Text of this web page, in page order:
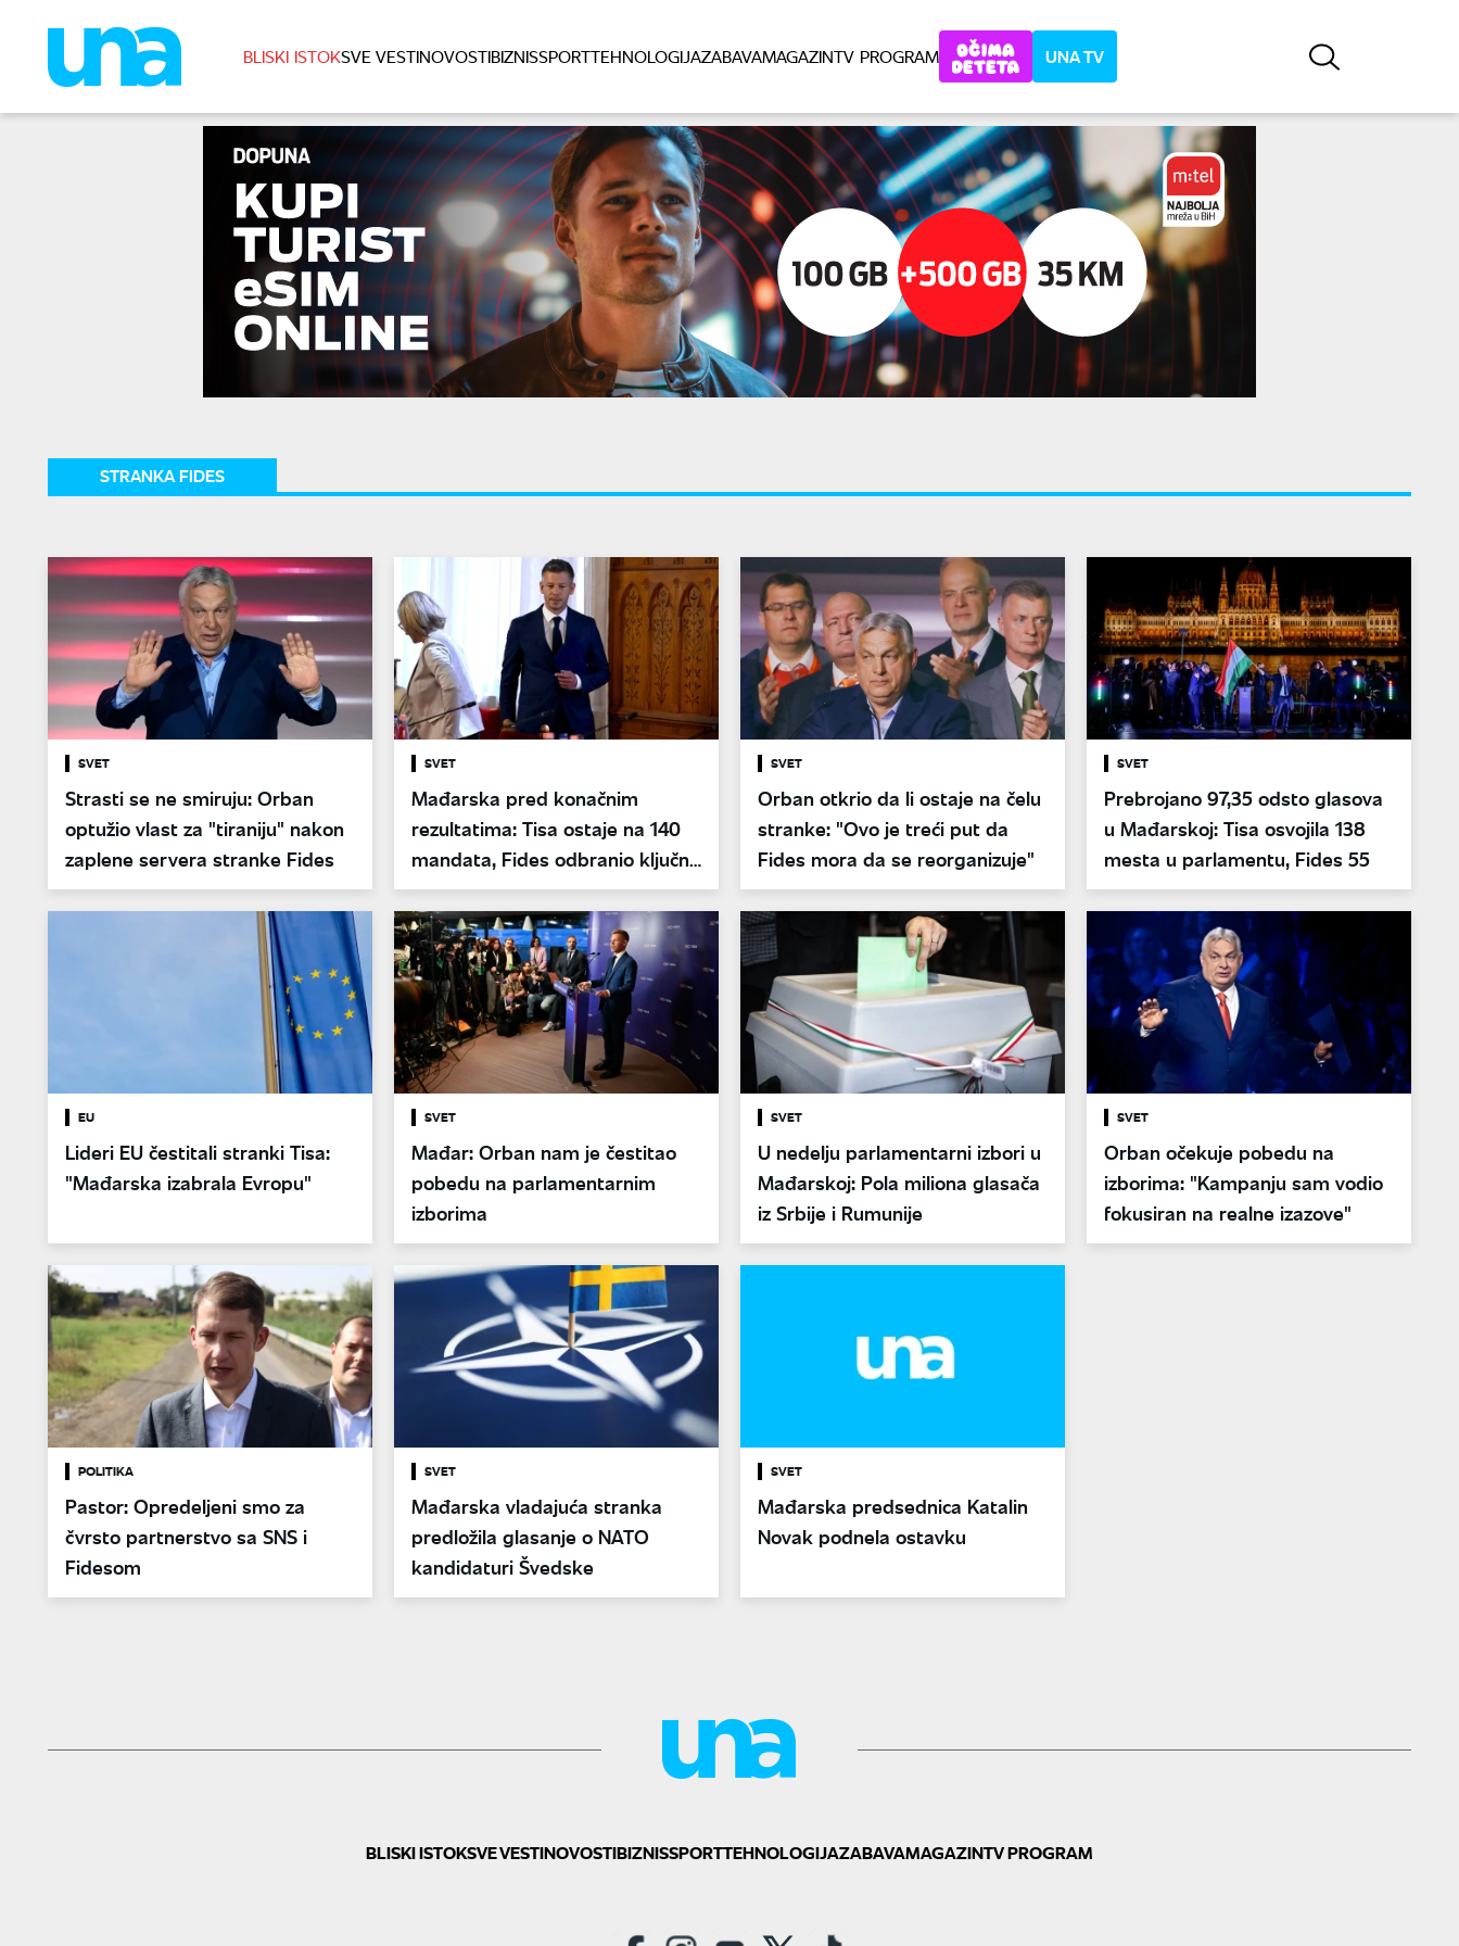
BLISKI ISTOKSVE VESTINOVOSTIBIZNISSPORTTEHNOLOGIJAZABAVAMAGAZINTV PROGRAM UNA TV
STRANKA FIDES
SVET
Strasti se ne smiruju: Orban
optužio vlast za "tiraniju" nakon
zaplene servera stranke Fides
SVET
Mađarska pred konačnim
rezultatima: Tisa ostaje na 140
mandata, Fides odbranio ključna
mesta
SVET
Orban otkrio da li ostaje na čelu
stranke: "Ovo je treći put da
Fides mora da se reorganizuje"
SVET
Prebrojano 97,35 odsto glasova
u Mađarskoj: Tisa osvojila 138
mesta u parlamentu, Fides 55
EU
Lideri EU čestitali stranki Tisa:
"Mađarska izabrala Evropu"
SVET
Mađar: Orban nam je čestitao
pobedu na parlamentarnim
izborima
SVET
U nedelju parlamentarni izbori u
Mađarskoj: Pola miliona glasača
iz Srbije i Rumunije
SVET
Orban očekuje pobedu na
izborima: "Kampanju sam vodio
fokusiran na realne izazove"
POLITIKA
Pastor: Opredeljeni smo za
čvrsto partnerstvo sa SNS i
Fidesom
SVET
Mađarska vladajuća stranka
predložila glasanje o NATO
kandidaturi Švedske
SVET
Mađarska predsednica Katalin
Novak podnela ostavku
BLISKI ISTOKSVE VESTINOVOSTIBIZNISSPORTTEHNOLOGIJAZABAVAMAGAZINTV PROGRAM